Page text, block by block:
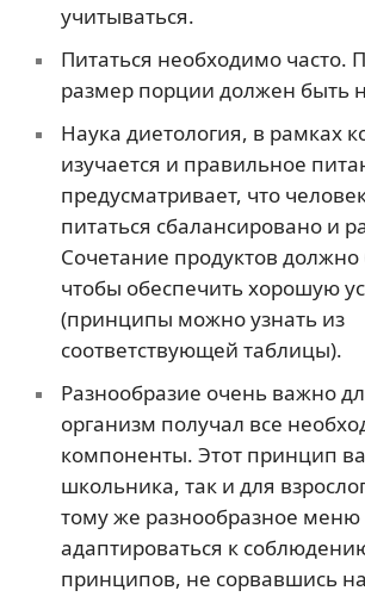
учитываться.
Питаться необходимо часто.
размер порции должен быть
Наука диетология, в рамках
изучается и правильное
предусматривает, что
питаться сбалансировано и
Сочетание продуктов
чтобы обеспечить хорошую
(принципы можно узнать из
соответствующей таблицы).
Разнообразие очень важно
организм получал все
компоненты. Этот принцип
школьника, так и для
тому же разнообразное меню
адаптироваться к
принципов, не сорвавшись